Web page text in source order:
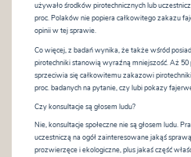
używało środków pirotechnicznych lub
proc. Polaków nie popiera całkowitego zakazu
opinii w tej sprawie.
Co więcej, z badań wynika, że także wśród
pirotechniki stanowią wyraźną mniejszość. Aż 50
sprzeciwia się całkowitemu zakazowi
proc. badanych na pytanie, czy lubi pokazy
Czy konsultacje są głosem ludu?
Nie, konsultacje społeczne nie są głosem ludu.
uczestniczą na ogół zainteresowane jakąś
prozwierzęce i ekologiczne, plus jakaś część